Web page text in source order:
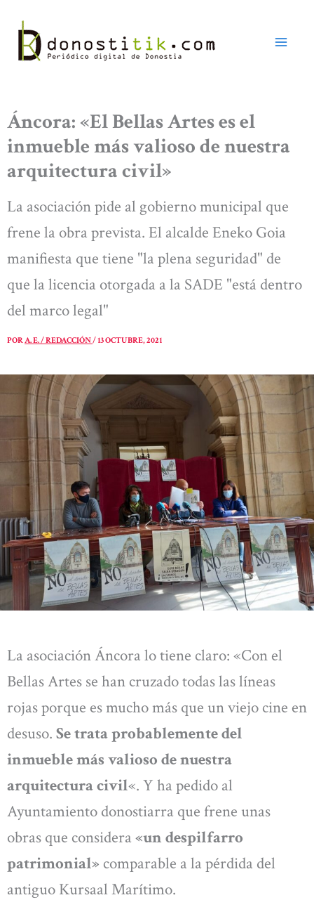
contenido
Áncora: «El Bellas Artes es el
inmueble más valioso de nuestra
arquitectura civil»
La asociación pide al gobierno municipal que
frene la obra prevista. El alcalde Eneko Goia
manifiesta que tiene "la plena seguridad" de
que la licencia otorgada a la SADE "está dentro
del marco legal"
PORA. E. / REDACCIÓN/13 OCTUBRE, 2021
La asociación Áncora lo tiene claro: «Con el
Bellas Artes se han cruzado todas las líneas
rojas porque es mucho más que un viejo cine en
desuso. Se trata probablemente del
inmueble más valioso de nuestra
arquitectura civil«. Y ha pedido al
Ayuntamiento donostiarra que frene unas
obras que considera «un despilfarro
patrimonial» comparable a la pérdida del
antiguo Kursaal Marítimo.